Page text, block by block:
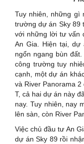
Tuy nhiên, những gì
trường dự án Sky 89
với những lời tư vấn
An Gia. Hiện tại, dự
ngổn ngang bùn
công trường tuy
cạnh, một dự án
và River Panorama
T, cả hai dự án này
nay. Tuy nhiên, nay
lên sàn, còn River
Việc chủ đầu tư An
dự án Sky 89 rồi